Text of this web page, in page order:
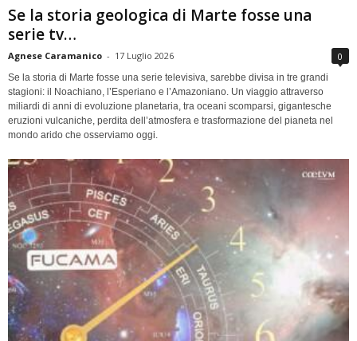
Se la storia geologica di Marte fosse una
serie tv…
Agnese Caramanico - 17 Luglio 2026 0
Se la storia di Marte fosse una serie televisiva, sarebbe divisa in tre grandi
stagioni: il Noachiano, l’Esperiano e l’Amazoniano. Un viaggio attraverso
miliardi di anni di evoluzione planetaria, tra oceani scomparsi, gigantesche
eruzioni vulcaniche, perdita dell’atmosfera e trasformazione del pianeta nel
mondo arido che osserviamo oggi.